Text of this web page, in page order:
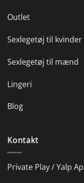
Outlet
Sexlegetøj til kvinder
Sexlegetøj til mænd
Lingeri
Blog
Kontakt
Private Play / Yalp